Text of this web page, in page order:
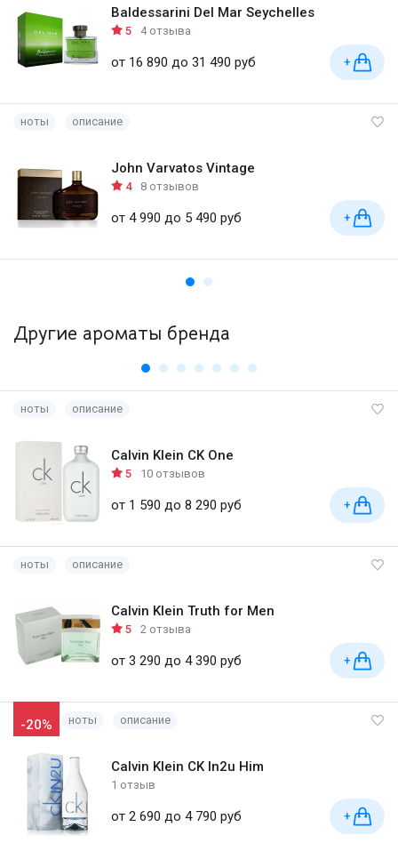
Baldessarini Del Mar Seychelles
5 4 отзыва
от 16 890 до 31 490 руб +
ноты описание
John Varvatos Vintage
4 8 отзывов
от 4 990 до 5 490 руб +
Другие ароматы бренда
ноты описание
Calvin Klein CK One
5 10 отзывов
от 1 590 до 8 290 руб +
ноты описание
Calvin Klein Truth for Men
5 2 отзыва
от 3 290 до 4 390 руб +
-20% ноты описание
Calvin Klein CK In2u Him
1 отзыв
от 2 690 до 4 790 руб +